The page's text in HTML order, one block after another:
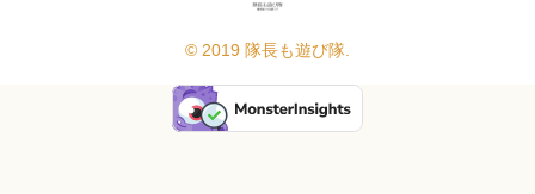
© 2019 隊長も遊び隊.